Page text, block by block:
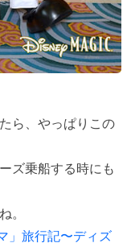
ら、やっぱりこの
ズ乗船する時にも
。
」旅行記〜ディズ